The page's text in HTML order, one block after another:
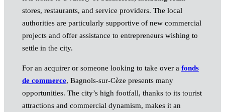
stores, restaurants, and service providers. The local
authorities are particularly supportive of new commercial
projects and offer assistance to entrepreneurs wishing to
settle in the city.
For an acquirer or someone looking to take over a fonds
de commerce, Bagnols-sur-Cèze presents many
opportunities. The city’s high footfall, thanks to its tourist
attractions and commercial dynamism, makes it an